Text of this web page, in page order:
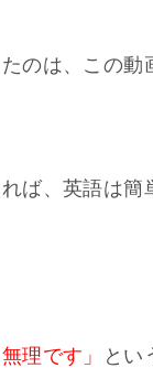
のは、この
ば、英語は簡
理です」 とい